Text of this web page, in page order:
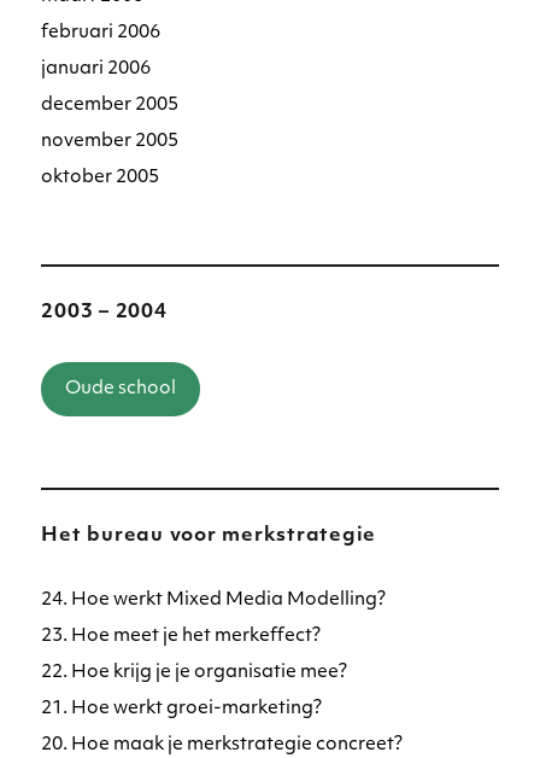
februari 2006
januari 2006
december 2005
november 2005
oktober 2005
2003 – 2004
Oude school
Het bureau voor merkstrategie
24. Hoe werkt Mixed Media Modelling?
23. Hoe meet je het merkeffect?
22. Hoe krijg je je organisatie mee?
21. Hoe werkt groei-marketing?
20. Hoe maak je merkstrategie concreet?